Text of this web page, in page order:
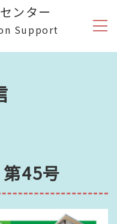
ンター
Support
45号